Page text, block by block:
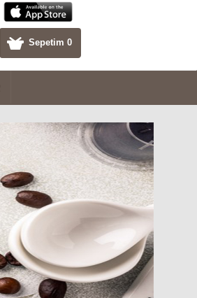
Sepetim 0